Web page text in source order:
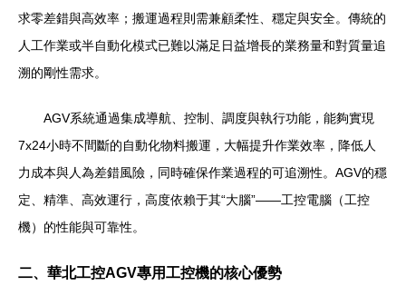
求零差錯與高效率；搬運過程則需兼顧柔性、穩定與安全。傳統的
人工作業或半自動化模式已難以滿足日益增長的業務量和對質量追
溯的剛性需求。
AGV系統通過集成導航、控制、調度與執行功能，能夠實現
7x24小時不間斷的自動化物料搬運，大幅提升作業效率，降低人
力成本與人為差錯風險，同時確保作業過程的可追溯性。AGV的穩
定、精準、高效運行，高度依賴于其“大腦”——工控電腦（工控
機）的性能與可靠性。
二、華北工控AGV專用工控機的核心優勢